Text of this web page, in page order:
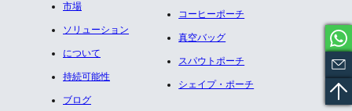
市場
ソリューション
について
持続可能性
ブログ
コーヒーポーチ
真空バッグ
スパウトポーチ
シェイプ・ポーチ